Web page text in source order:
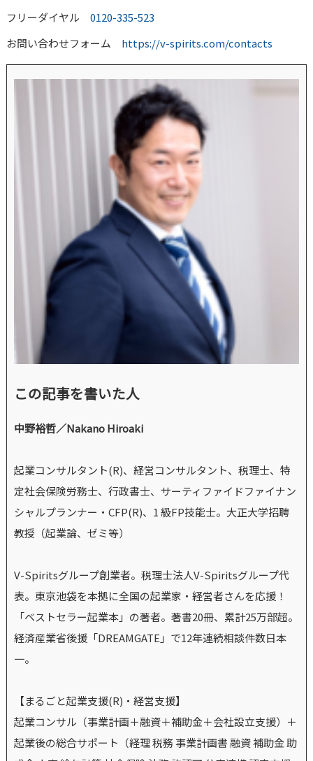
フリーダイヤル 0120-335-523
お問い合わせフォーム https://v-spirits.com/contacts
この記事を書いた人
中野裕哲／Nakano Hiroaki
起業コンサルタント(R)、経営コンサルタント、税理士、特
定社会保険労務士、行政書士、サーティファイドファイナン
シャルプランナー・CFP(R)、1 級FP技能士。大正大学招聘
教授（起業論、ゼミ等）
V-Spiritsグループ創業者。税理士法人V-Spiritsグループ代
表。東京池袋を本拠に全国の起業家・経営者さんを応援！
「ベストセラー起業本」の著者。著書20冊、累計25万部超。
経済産業省後援「DREAMGATE」で12年連続相談件数日本
一。
【まるごと起業支援(R)・経営支援】
起業コンサル（事業計画＋融資＋補助金＋会社設立支援）＋
起業後の総合サポート（経理 税務 事業計画書 融資 補助金 助